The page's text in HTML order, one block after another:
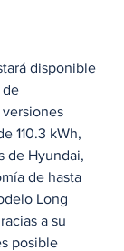
disponible
de
110.3 kWh,
de Hyundai,
de hasta
Long
a su
posible